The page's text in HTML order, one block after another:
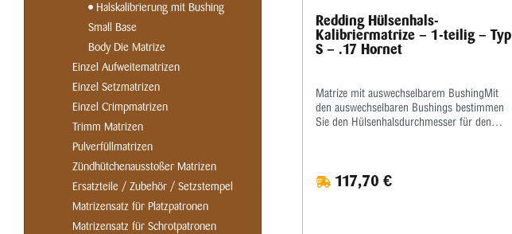
Halskalibrierung mit Bushing
Small Base
Body Die Matrize
Einzel Aufweitematrizen
Einzel Setzmatrizen
Einzel Crimpmatrizen
Trimm Matrizen
Pulverfüllmatrizen
Zündhütchenausstoßer Matrizen
Ersatzteile / Zubehör / Setzstempel
Matrizensatz für Platzpatronen
Matrizensatz für Schrotpatronen
Redding Hülsenhals-
Kalibriermatrize – 1-teilig – Typ
S – .17 Hornet
Matrize mit auswechselbarem BushingMit
den auswechselbaren Bushings bestimmen
Sie den Hülsenhalsdurchmesser für den
kalibriert wird.Type „S”- Matrize mit
Halskalibrierung für Bushing- Body Die-
117,70 €